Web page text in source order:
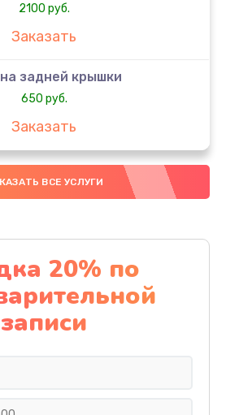
2100 руб.
Заказать
задней крышки
650 руб.
Заказать
аккумулятора
4000 руб.
материнской платы
1100 руб.
Заказать
ВСЕ УСЛУГИ
20% по
записи